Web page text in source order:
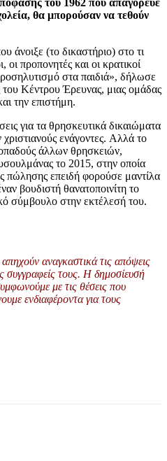
του 1962 που απαγόρευε
θα μπορούσαν να τεθούν
άνοιξε (το δικαστήριο) στο τι
προπονητές και οι κρατικοί
στα παιδιά», δήλωσε
του Κέντρου Έρευνας, μιας ομάδας
την επιστήμη.
για τα θρησκευτικά δικαιώματα
ενάγοντες. Αλλά το
άλλων θρησκειών,
το 2015, στην οποία
πώλησης επειδή φορούσε μαντίλα
βουδιστή θανατοποινίτη το
σύμβουλο στην εκτέλεσή του.
αναγκαστικά τις απόψεις
συγγραφείς τους. Η δημοσίευσή
με τις θέσεις που
ενδιαφέροντα για τους